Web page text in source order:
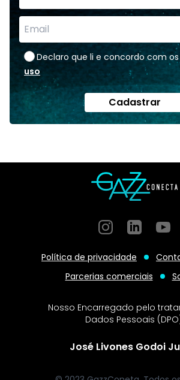
Declaro que li e concordo com os
uso
Cadastrar
InstagramGitHub
Política de privacidade
Parcerias comerciais
Nosso Encarregado pelo
Dados Pessoais
José Livones Godoi